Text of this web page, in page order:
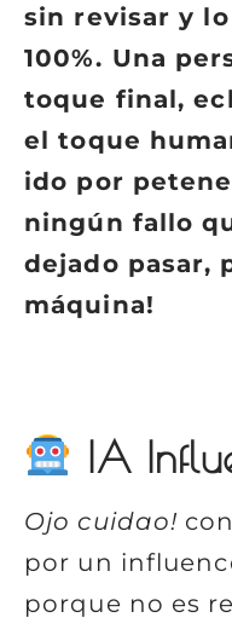
sin revisar y
100%. Una
toque final,
el toque
ido por
ningún fallo
dejado pasar,
máquina!
IA
Ojo cuidao!
por un
porque no es